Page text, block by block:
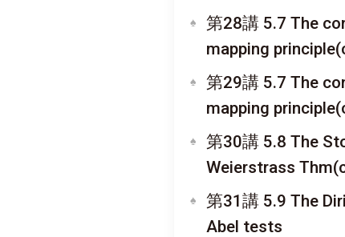
第28講 5.7 The
mapping
第29講 5.7 The
mapping
第30講 5.8 The
Weierstrass
第31講 5.9 The
Abel tests